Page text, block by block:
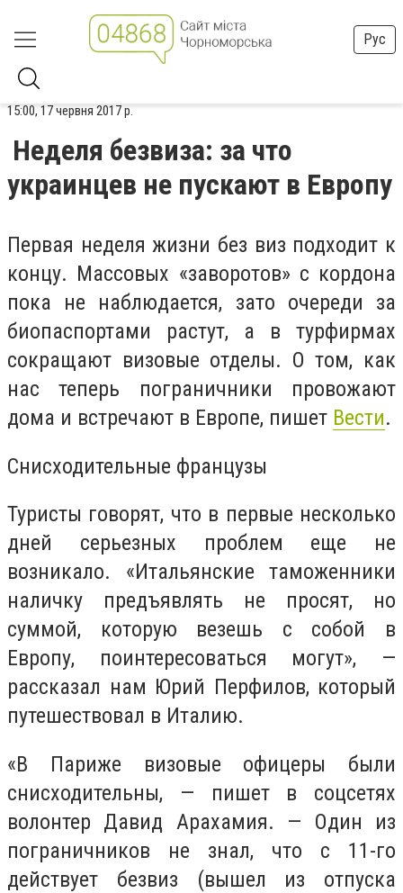
Рус
15:00, 17 червня 2017 р.
Неделя безвиза: за что
украинцев не пускают в Европу
Первая неделя жизни без виз подходит к
концу. Массовых «заворотов» с кордона
пока не наблюдается, зато очереди за
биопаспортами растут, а в турфирмах
сокращают визовые отделы. О том, как
нас теперь пограничники провожают
дома и встречают в Европе, пишет Вести.
Снисходительные французы
Туристы говорят, что в первые несколько
дней серьезных проблем еще не
возникало. «Итальянские таможенники
наличку предъявлять не просят, но
суммой, которую везешь с собой в
Европу, поинтересоваться могут», —
рассказал нам Юрий Перфилов, который
путешествовал в Италию.
«В Париже визовые офицеры были
снисходительны, — пишет в соцсетях
волонтер Давид Арахамия. — Один из
пограничников не знал, что с 11-го
действует безвиз (вышел из отпуска